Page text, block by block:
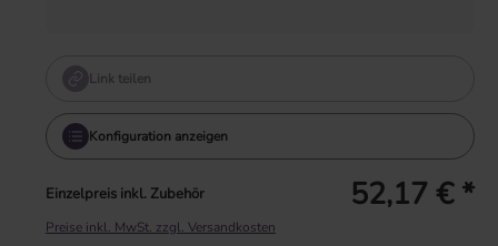
Link teilen
Konfiguration anzeigen
Einzelpreis inkl. Zubehör 52,17 € *
Preise inkl. MwSt. zzgl. Versandkosten